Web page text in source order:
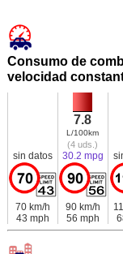
Consumo de
velocidad
sin datos
7.8
L/100km
(4 uds.)
30.2 mpg
70 km/h
43 mph
90 km/h
56 mph